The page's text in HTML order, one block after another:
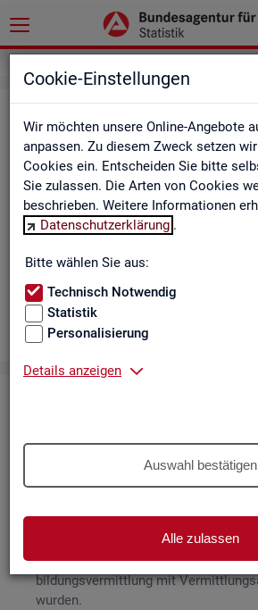
Cookie-Einstellungen
Wir möchten unsere Online-Angebote
anpassen. Zu diesem Zweck setzen
Cookies ein. Entscheiden Sie bitte
Sie zulassen. Die Arten von Cookies
beschrieben. Weitere Informationen
Datenschutzerklärung .
Bitte wählen Sie aus:
Technisch Notwendig
Statistik
Personalisierung
Details anzeigen
Auswahl bestätigen
Alle zulassen
Das Da­sh­board zeigt die wich­tigs­ten
markt in in­ter­ak­ti­ven Gra­fi­ken und
Län­der, Krei­se, Agen­tur­be­zir­ke und
det es ge­mel­de­te Be­wer­be­rin­nen und
aus­bil­dungs­stel­len nach ge­frag­ten
wei­se Be­ru­fe. Neue Daten gibt es
DieAus­bil­dungs­markt­sta­tis­tik be­rich­tet
Be­wer­be­rin­nen und
der Agen­tu­ren für Ar­beit und
markt in An­spruch neh­men, sowie
Be­rufs­aus­bil­dungs­stel­len, die beiAA
bil­dungs­ver­mitt­lung mit
wur­den.